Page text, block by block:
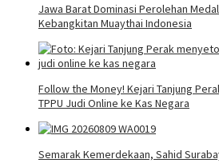
Jawa Barat Dominasi Perolehan
Kebangkitan Muaythai Indonesia
Follow the Money! Kejari Tanjung
TPPU Judi Online ke Kas Negara
Semarak Kemerdekaan, Sahid